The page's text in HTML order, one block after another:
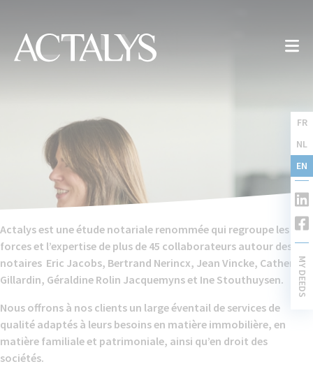
FR
NL
EN
MY DEEDS
Un.e juriste expérimenté.e en
successions et planification
successorale pour notre département
famille et patrimoine [en]
Actalys est une étude notariale renommée qui regroupe les
forces et l’expertise de plus de 45 collaborateurs autour des
notaires Eric Jacobs, Bertrand Nerincx, Jean Vincke, Catherine
Gillardin, Géraldine Rolin Jacquemyns et Ine Stouthuysen.
Nous offrons à nos clients un large éventail de services de
qualité adaptés à leurs besoins en matière immobilière, en
matière familiale et patrimoniale, ainsi qu’en droit des
sociétés.